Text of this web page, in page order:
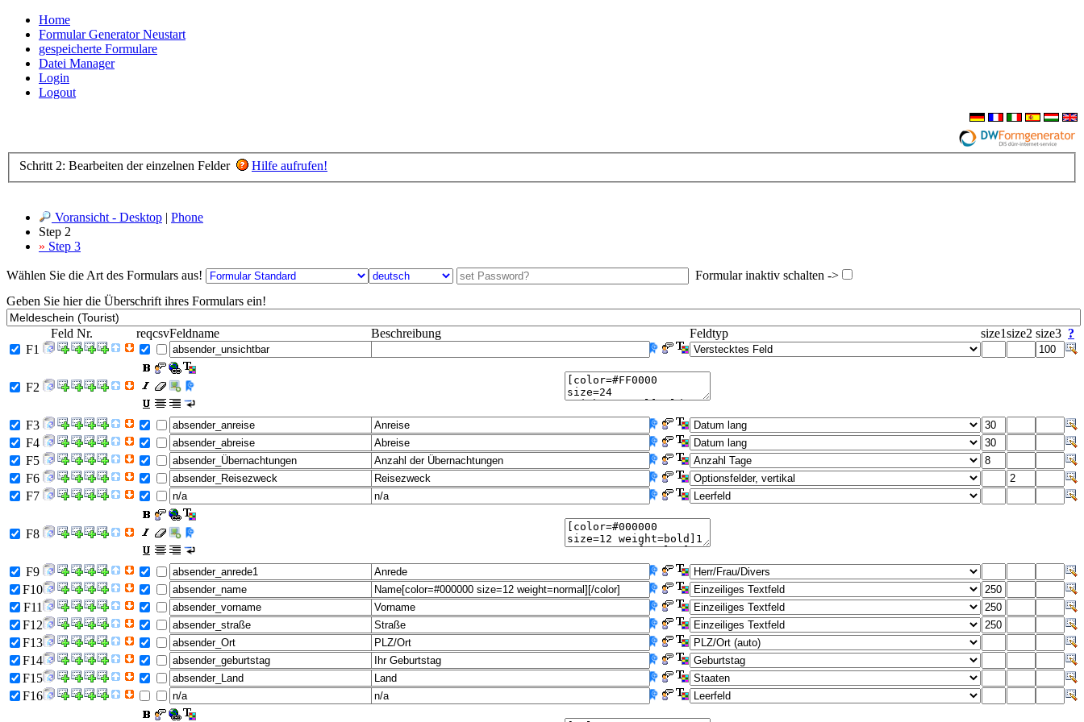
Home
Formular Generator Neustart
gespeicherte Formulare
Datei Manager
Login
Logout
Schritt 2: Bearbeiten der einzelnen Felder Hilfe aufrufen!
Voransicht - Desktop | Phone
Step 2
» Step 3
Wählen Sie die Art des Formulars aus!
Formular inaktiv schalten ->
Geben Sie hier die Überschrift ihres Formulars ein!
Feld Nr. reqcsvFeldname Beschreibung Feldtyp size1size2 size3 ?
F1
F2
F3
F4
F5
F6
F7
F8
F9
F10
F11
F12
F13
F14
F15
F16